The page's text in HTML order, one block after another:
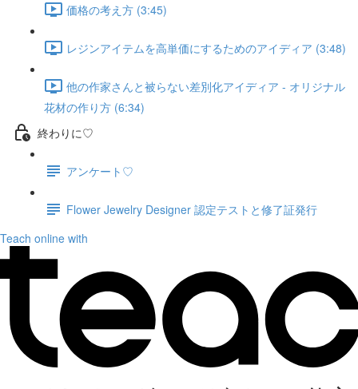
価格の考え方 (3:45)
レジンアイテムを高単価にするためのアイディア (3:48)
他の作家さんと被らない差別化アイディア - オリジナル
花材の作り方 (6:34)
終わりに♡
アンケート♡
Flower Jewelry Designer 認定テストと修了証発行
Teach online with